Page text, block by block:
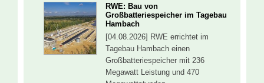
RWE: Bau von
Großbatteriespeicher im Tagebau
Hambach
[04.08.2026] RWE errichtet im
Tagebau Hambach einen
Großbatteriespeicher mit 236
Megawatt Leistung und 470